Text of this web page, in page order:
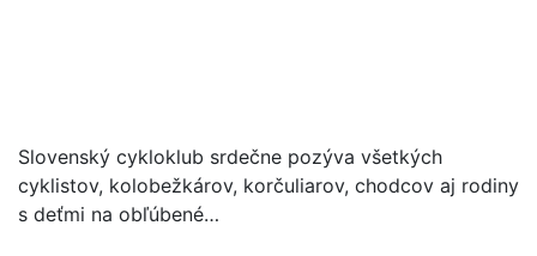
Slovenský cykloklub srdečne pozýva všetkých
cyklistov, kolobežkárov, korčuliarov, chodcov aj rodiny
s deťmi na obľúbené…